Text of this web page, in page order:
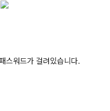
스워드가 걸려있습니다.